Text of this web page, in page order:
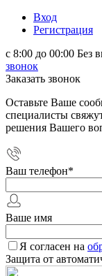
Вход
Регистрация
с 8:00 до 00:00 Без
звонок
Заказать звонок
Оставьте Ваше
специалисты
решения Вашего
Ваш телефон*
Ваше имя
Я согласен на
Защита от